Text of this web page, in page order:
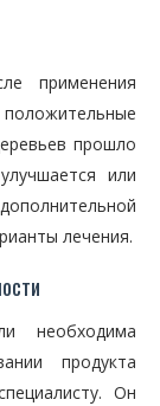
применения
прошло
или
лечения.
необходима
продукта
Он